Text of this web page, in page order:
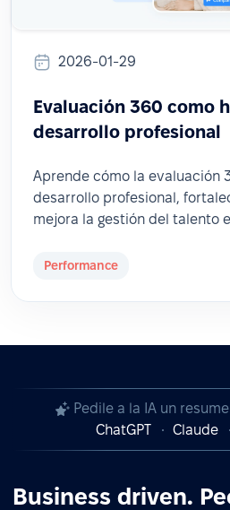
2026-01-29
Evaluación 360 como
desarrollo profesional
Aprende cómo la evaluación
desarrollo profesional,
mejora la gestión del talento
Performance
Pedile a la IA un
ChatGPT
Claude
Business driven.